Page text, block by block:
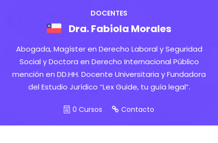
DOCENTES
Dra. Fabiola Morales
Abogada, Magíster en Derecho Laboral y Seguridad
Social y Doctora en Derecho Internacional Público
mención en DD.HH. Docente Universitaria y Fundadora
del Estudio Jurídico “Lex Guide, tu guía legal”.
0 Cursos Contacto